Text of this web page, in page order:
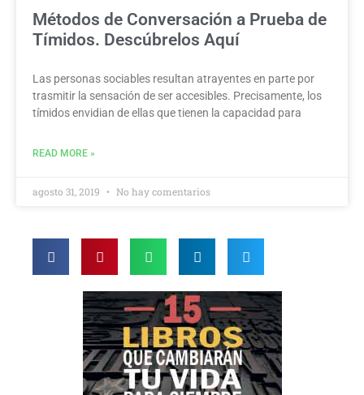
Métodos de Conversación a Prueba de
Tímidos. Descúbrelos Aquí
Las personas sociables resultan atrayentes en parte por
trasmitir la sensación de ser accesibles. Precisamente, los
tímidos envidian de ellas que tienen la capacidad para
READ MORE »
agosto 31, 2019 No hay comentarios